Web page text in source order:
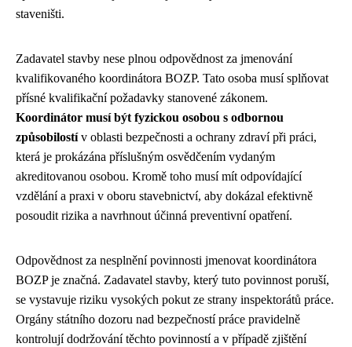
staveništi.
Zadavatel stavby nese plnou odpovědnost za jmenování
kvalifikovaného koordinátora BOZP. Tato osoba musí splňovat
přísné kvalifikační požadavky stanovené zákonem.
Koordinátor musí být fyzickou osobou s odbornou
způsobilostív oblasti bezpečnosti a ochrany zdraví při práci,
která je prokázána příslušným osvědčením vydaným
akreditovanou osobou. Kromě toho musí mít odpovídající
vzdělání a praxi v oboru stavebnictví, aby dokázal efektivně
posoudit rizika a navrhnout účinná preventivní opatření.
Odpovědnost za nesplnění povinnosti jmenovat koordinátora
BOZP je značná. Zadavatel stavby, který tuto povinnost poruší,
se vystavuje riziku vysokých pokut ze strany inspektorátů práce.
Orgány státního dozoru nad bezpečností práce pravidelně
kontrolují dodržování těchto povinností a v případě zjištění